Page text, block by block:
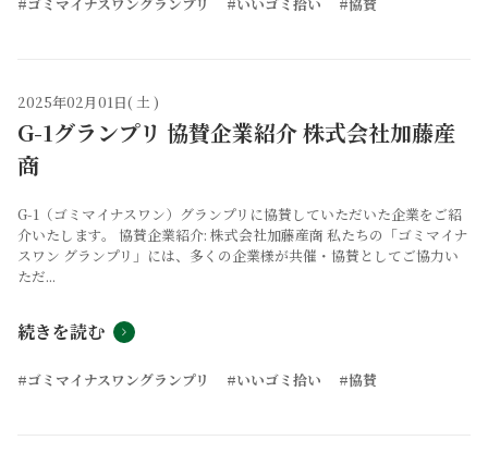
2025年02月01日( 土 )
G-1グランプリ 協賛企業紹介 株式会社加藤産
商
G-1（ゴミマイナスワン）グランプリに協賛していただいた企業をご紹
介いたします。 協賛企業紹介: 株式会社加藤産商 私たちの「ゴミマイナ
スワン グランプリ」には、多くの企業様が共催・協賛としてご協力い
ただ...
続きを読む
#ゴミマイナスワングランプリ #いいゴミ拾い #協賛